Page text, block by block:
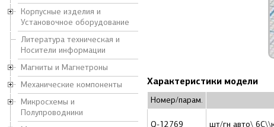
Корпусные изделия и
Установочное оборудование
Литература техническая и
Носители информации
Магниты и Магнетроны
Механические компоненты
Микросхемы и
Полупроводники
Характеристики модели
Номер/парам.
Q-12769 шт/гн авто\